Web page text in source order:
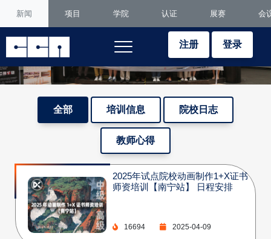
新闻 项目 学院 认证 展赛 会
注册 登录
全部 培训信息 院校日志
教师心得
2025年试点院校动画制作1+X证书
师资培训【南宁站】 日程安排
16694 2025-04-09